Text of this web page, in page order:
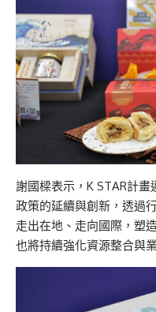
謝國樑表示，K STAR計
政策的延續與創新，透過
走出在地、走向國際，塑
也將持續強化資源整合與